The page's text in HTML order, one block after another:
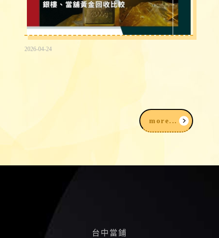
2026-04-24
算？銀樓、當舖黃金回收比較
more...
台中當鋪